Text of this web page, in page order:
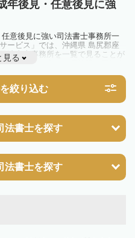
年後見・任意後見に強
意後見に強い司法書士事務所一
ービス」では、沖縄県 島尻郡座
法書士事務所を一覧で見ることが
抱えている方は一度近隣の司法書
見る
絞り込む
法書士を探す
法書士を探す